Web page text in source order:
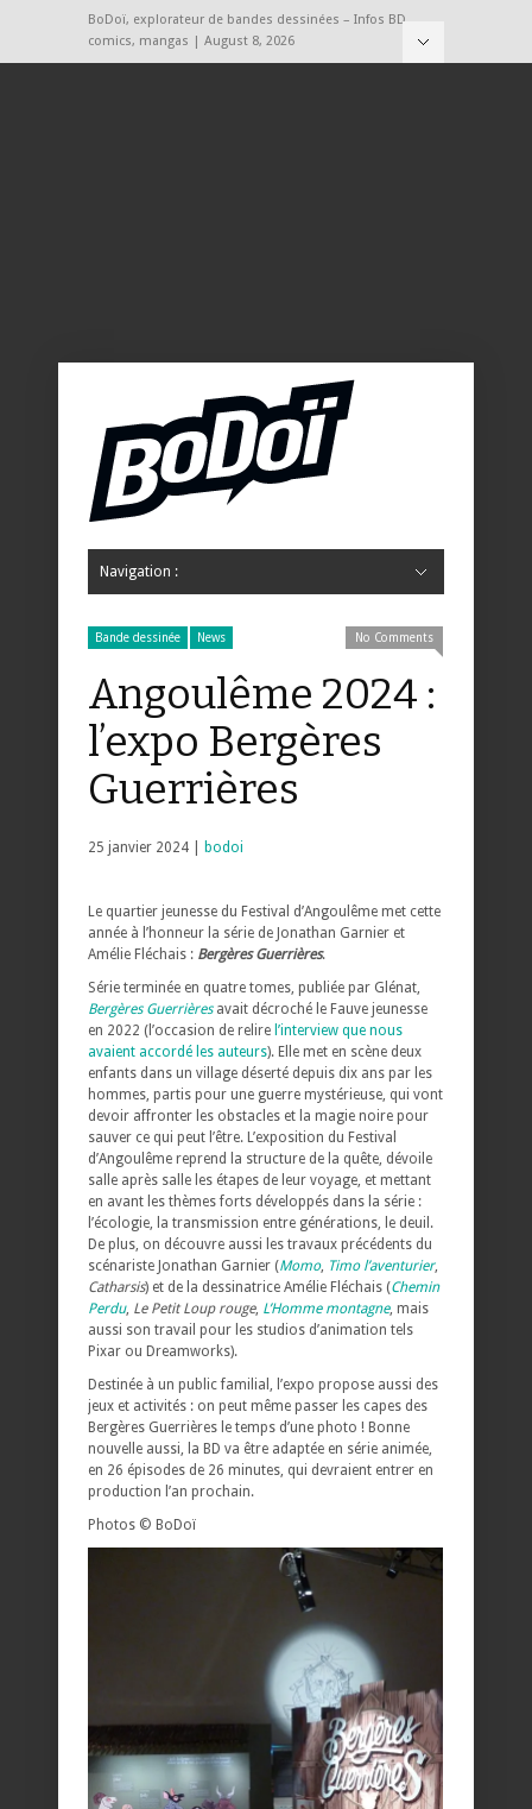
BoDoï, explorateur de bandes dessinées – Infos BD,
comics, mangas | August 8, 2026
Navigation :
Bande dessinée News No Comments
Angoulême 2024 :
l’expo Bergères
Guerrières
25 janvier 2024 | bodoi
Le quartier jeunesse du Festival d’Angoulême met cette
année à l’honneur la série de Jonathan Garnier et
Amélie Fléchais : Bergères Guerrières.
Série terminée en quatre tomes, publiée par Glénat,
Bergères Guerrièresavait décroché le Fauve jeunesse
en 2022 (l’occasion de relire l’interview que nous
avaient accordé les auteurs). Elle met en scène deux
enfants dans un village déserté depuis dix ans par les
hommes, partis pour une guerre mystérieuse, qui vont
devoir affronter les obstacles et la magie noire pour
sauver ce qui peut l’être. L’exposition du Festival
d’Angoulême reprend la structure de la quête, dévoile
salle après salle les étapes de leur voyage, et mettant
en avant les thèmes forts développés dans la série :
l’écologie, la transmission entre générations, le deuil.
De plus, on découvre aussi les travaux précédents du
scénariste Jonathan Garnier (Momo, Timo l’aventurier,
Catharsis) et de la dessinatrice Amélie Fléchais (Chemin
Perdu, Le Petit Loup rouge, L’Homme montagne, mais
aussi son travail pour les studios d’animation tels
Pixar ou Dreamworks).
Destinée à un public familial, l’expo propose aussi des
jeux et activités : on peut même passer les capes des
Bergères Guerrières le temps d’une photo ! Bonne
nouvelle aussi, la BD va être adaptée en série animée,
en 26 épisodes de 26 minutes, qui devraient entrer en
production l’an prochain.
Photos © BoDoï